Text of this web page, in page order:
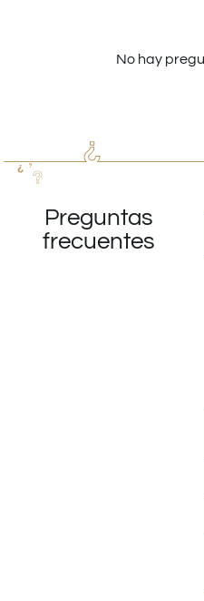
No hay
Preguntas
frecuentes